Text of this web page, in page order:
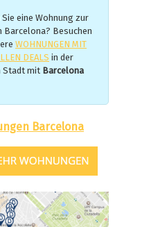
Sie eine Wohnung zur
Barcelona? Besuchen
WOHNUNGEN MIT
DEALS in der
Stadt mit Barcelona
Barcelona